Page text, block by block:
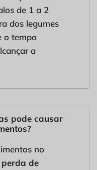
de 1 a 2
dos legumes
o tempo
a
pode causar
no
perda de